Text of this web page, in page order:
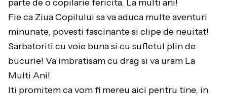
parte de o copilarie fericita. La multi ani!
Fie ca Ziua Copilului sa va aduca multe aventuri
minunate, povesti fascinante si clipe de neuitat!
Sarbatoriti cu voie buna si cu sufletul plin de
bucurie! Va imbratisam cu drag si va uram La
Multi Ani!
Iti promitem ca vom fi mereu aici pentru tine, in